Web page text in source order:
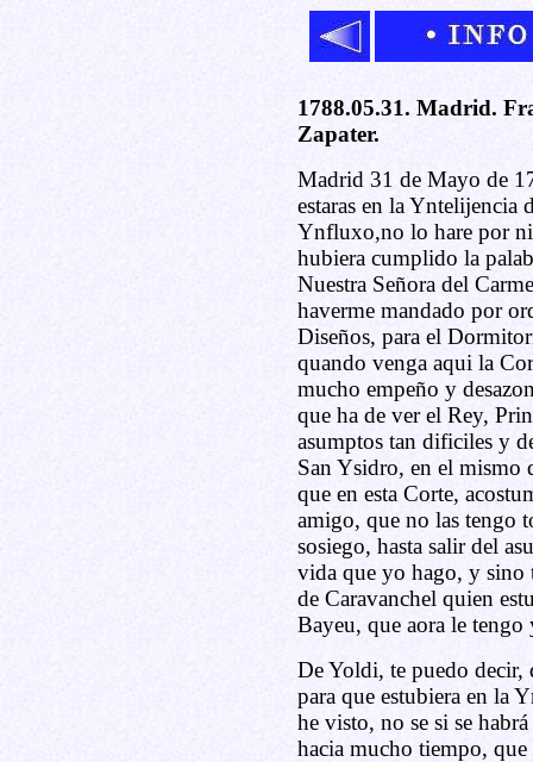
1788.05.31. Madrid.
Zapater.
Madrid 31 de Mayo de
estaras en la
Ynfluxo,no lo hare por
hubiera cumplido la
Nuestra Señora del
haverme mandado por
Diseños, para el
quando venga aqui la
mucho empeño y
que ha de ver el Rey,
asumptos tan dificiles y
San Ysidro, en el
que en esta Corte,
amigo, que no las tengo
sosiego, hasta salir del
vida que yo hago, y sino
de Caravanchel quien
Bayeu, que aora le
De Yoldi, te puedo decir,
para que estubiera en la
he visto, no se si se
hacia mucho tiempo,